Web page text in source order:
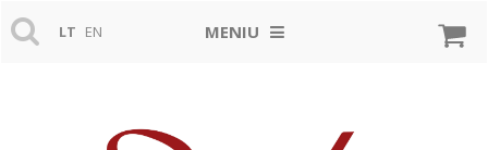
LT EN MENIU